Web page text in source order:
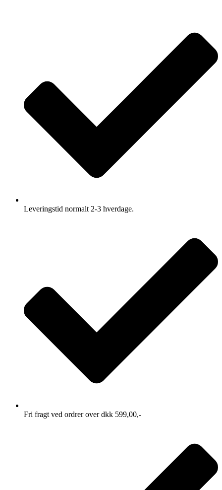
Leveringstid normalt 2-3 hverdage.
Fri fragt ved ordrer over dkk 599,00,-